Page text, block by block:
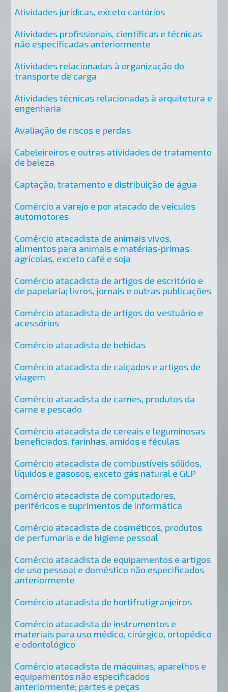
Atividades jurídicas, exceto cartórios
Atividades profissionais, científicas e técnicas
não especificadas anteriormente
Atividades relacionadas à organização do
transporte de carga
Atividades técnicas relacionadas à arquitetura e
engenharia
Avaliação de riscos e perdas
Cabeleireiros e outras atividades de tratamento
de beleza
Captação, tratamento e distribuição de água
Comércio a varejo e por atacado de veículos
automotores
Comércio atacadista de animais vivos,
alimentos para animais e matérias-primas
agrícolas, exceto café e soja
Comércio atacadista de artigos de escritório e
de papelaria; livros, jornais e outras publicações
Comércio atacadista de artigos do vestuário e
acessórios
Comércio atacadista de bebidas
Comércio atacadista de calçados e artigos de
viagem
Comércio atacadista de carnes, produtos da
carne e pescado
Comércio atacadista de cereais e leguminosas
beneficiados, farinhas, amidos e féculas
Comércio atacadista de combustíveis sólidos,
líquidos e gasosos, exceto gás natural e GLP
Comércio atacadista de computadores,
periféricos e suprimentos de informática
Comércio atacadista de cosméticos, produtos
de perfumaria e de higiene pessoal
Comércio atacadista de equipamentos e artigos
de uso pessoal e doméstico não especificados
anteriormente
Comércio atacadista de hortifrutigranjeiros
Comércio atacadista de instrumentos e
materiais para uso médico, cirúrgico, ortopédico
e odontológico
Comércio atacadista de máquinas, aparelhos e
equipamentos não especificados
anteriormente; partes e peças